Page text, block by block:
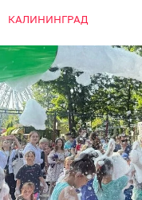
КАЛИНИНГРАД